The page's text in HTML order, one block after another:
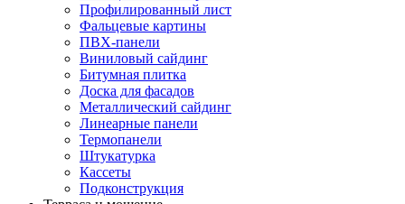
Профилированный лист
Фальцевые картины
ПВХ-панели
Виниловый сайдинг
Битумная плитка
Доска для фасадов
Металлический сайдинг
Линеарные панели
Термопанели
Штукатурка
Кассеты
Подконструкция